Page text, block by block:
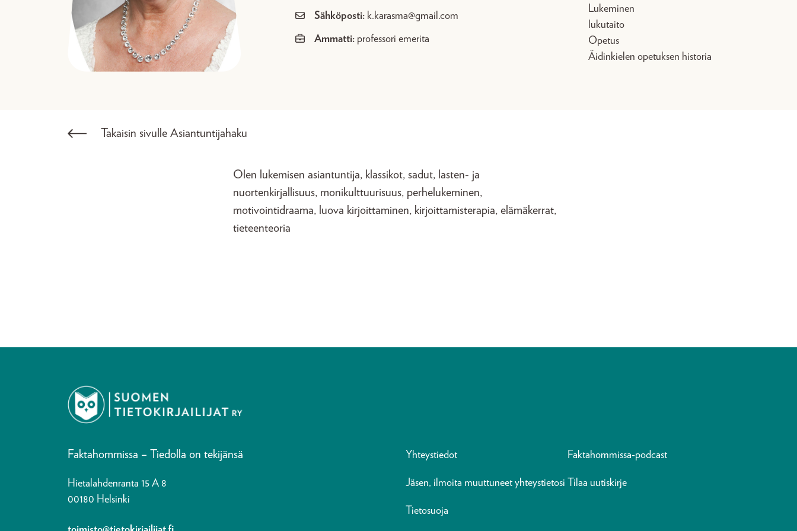
Sähköposti: k.karasma@gmail.com
Ammatti: professori emerita
Lukeminen
lukutaito
Opetus
Äidinkielen opetuksen historia
Takaisin sivulle Asiantuntijahaku
Olen lukemisen asiantuntija, klassikot, sadut, lasten- ja
nuortenkirjallisuus, monikulttuurisuus, perhelukeminen,
motivointidraama, luova kirjoittaminen, kirjoittamisterapia, elämäkerrat,
tieteenteoria
Faktahommissa – Tiedolla on tekijänsä
Hietalahdenranta 15 A 8
00180 Helsinki
Yhteystiedot Faktahommissa-podcast
Jäsen, ilmoita muuttuneet yhteystietosi Tilaa uutiskirje
Tietosuoja